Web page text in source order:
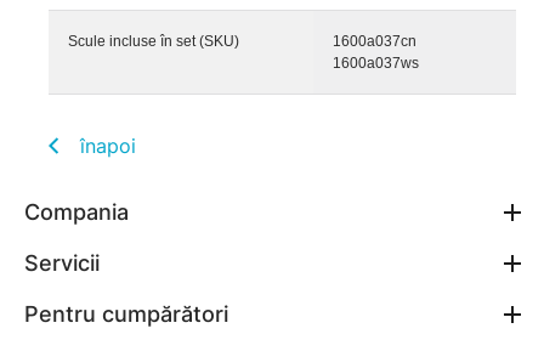
Scule incluse în set (SKU)
1600a037cn
1600a037ws
înapoi
Compania
Servicii
Pentru cumpărători